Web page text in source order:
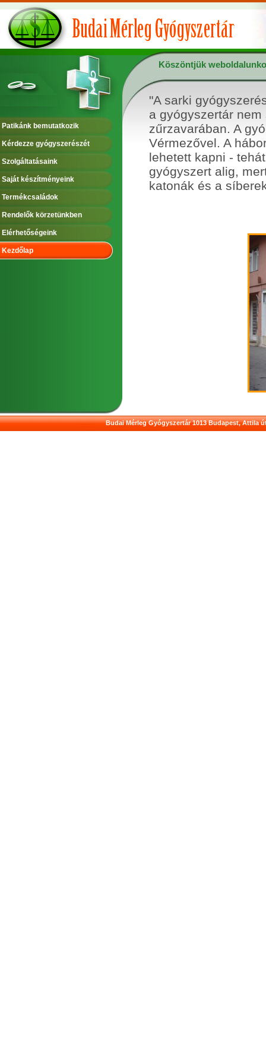
Patikánk bemutatkozik
Kérdezze gyógyszerészét
Szolgáltatásaink
Saját készítményeink
Termékcsaládok
Rendelők körzetünkben
Elérhetőségeink
Kezdőlap
Köszöntjük
"A sarki
a gyógyszertár
zűrzavarában. A
Vérmezővel. A
lehetett kapni -
gyógyszert alig,
katonák és a
Budai Mérleg Gyógyszertár 1013 Budapest, Attila